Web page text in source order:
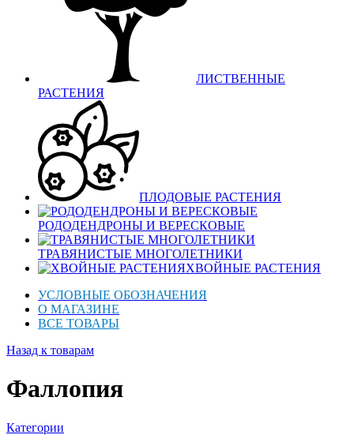
ЛИСТВЕННЫЕ
РАСТЕНИЯ
ПЛОДОВЫЕ РАСТЕНИЯ
РОДОДЕНДРОНЫ И ВЕРЕСКОВЫЕ
ТРАВЯНИСТЫЕ МНОГОЛЕТНИКИ
ХВОЙНЫЕ РАСТЕНИЯ
УСЛОВНЫЕ ОБОЗНАЧЕНИЯ
О МАГАЗИНЕ
ВСЕ ТОВАРЫ
Назад к товарам
Фаллопия
Категории